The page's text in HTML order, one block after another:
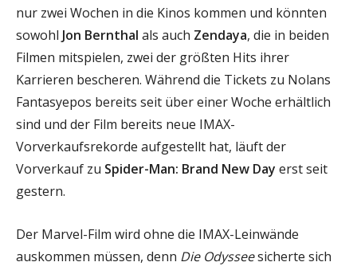
nur zwei Wochen in die Kinos kommen und könnten
sowohl Jon Bernthal als auch Zendaya, die in beiden
Filmen mitspielen, zwei der größten Hits ihrer
Karrieren bescheren. Während die Tickets zu Nolans
Fantasyepos bereits seit über einer Woche erhältlich
sind und der Film bereits neue IMAX-
Vorverkaufsrekorde aufgestellt hat, läuft der
Vorverkauf zu Spider-Man: Brand New Day erst seit
gestern.
Der Marvel-Film wird ohne die IMAX-Leinwände
auskommen müssen, denn Die Odysseesicherte sich